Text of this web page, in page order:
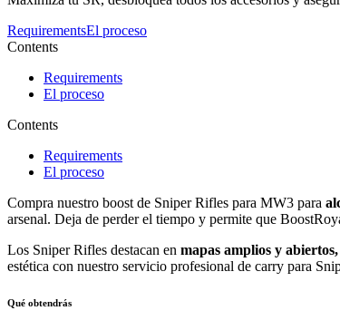
RequirementsEl proceso
Contents
Requirements
El proceso
Contents
Requirements
El proceso
Compra nuestro boost de Sniper Rifles para MW3 para
arsenal. Deja de perder el tiempo y permite que
Los Sniper Rifles destacan en mapas amplios y abiertos,
estética con nuestro servicio profesional de carry para
Qué obtendrás